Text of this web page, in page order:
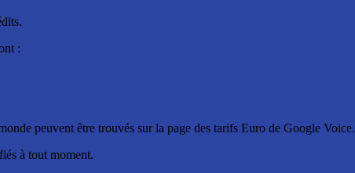
:
peuvent être trouvés sur la page des tarifs Euro de Google Voice.
à tout moment.